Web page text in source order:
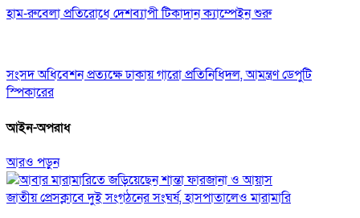
হাম-রুবেলা প্রতিরোধে দেশব্যাপী টিকাদান ক্যাম্পেইন শুরু
সংসদ অধিবেশন প্রত্যক্ষে ঢাকায় গারো প্রতিনিধিদল, আমন্ত্রণ ডেপুটি
স্পিকারের
আইন-অপরাধ
আরও পড়ুন
জাতীয় প্রেসক্লাবে দুই সংগঠনের সংঘর্ষ, হাসপাতালেও মারামারি